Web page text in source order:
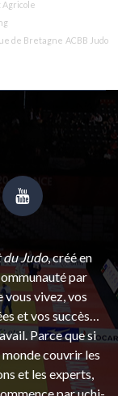
de Bretagne ACBB Judo
du Judo, créé en
par
vous vivez, vos
et vos succès…
Parce que si
couvrir les
et les experts,
par uchi-